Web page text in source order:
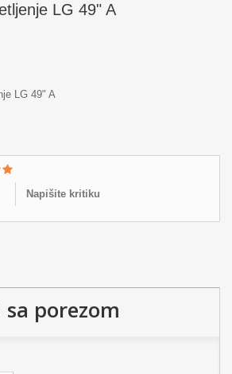
LG 49" A
LG 49" A
Napišite kritiku
sa porezom